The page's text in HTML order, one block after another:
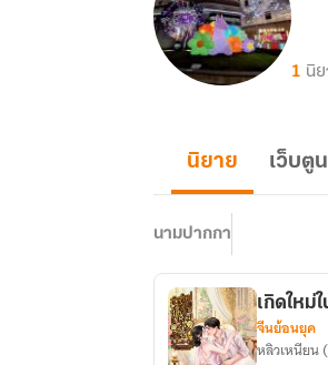
1 นิย
นิยาย เว็บตูน
นามปากกา
เกิดใหม่
จีนย้อนยุค
หลิวเหนียน